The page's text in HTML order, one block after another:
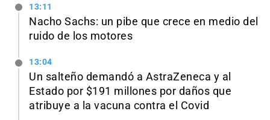
13:11
Nacho Sachs: un pibe que crece en medio del
ruido de los motores
13:04
Un salteño demandó a AstraZeneca y al
Estado por $191 millones por daños que
atribuye a la vacuna contra el Covid